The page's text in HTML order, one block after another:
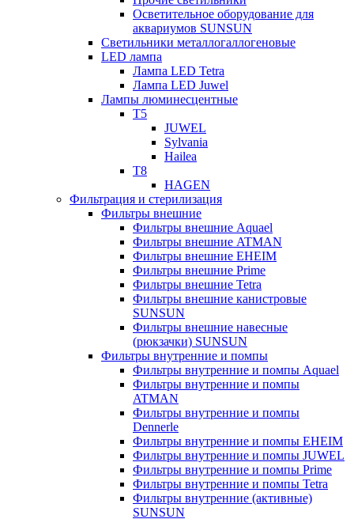
Осветительное оборудование для
аквариумов SUNSUN
Светильники металлогаллогеновые
LED лампа
Лампа LED Tetra
Лампа LED Juwel
Лампы люминесцентные
T5
JUWEL
Sylvania
Hailea
T8
HAGEN
Фильтрация и стерилизация
Фильтры внешние
Фильтры внешние Aquael
Фильтры внешние ATMAN
Фильтры внешние EHEIM
Фильтры внешние Prime
Фильтры внешние Tetra
Фильтры внешние канистровые
SUNSUN
Фильтры внешние навесные
(рюкзачки) SUNSUN
Фильтры внутренние и помпы
Фильтры внутренние и помпы Aquael
Фильтры внутренние и помпы
ATMAN
Фильтры внутренние и помпы
Dennerle
Фильтры внутренние и помпы EHEIM
Фильтры внутренние и помпы JUWEL
Фильтры внутренние и помпы Prime
Фильтры внутренние и помпы Tetra
Фильтры внутренние (активные)
SUNSUN